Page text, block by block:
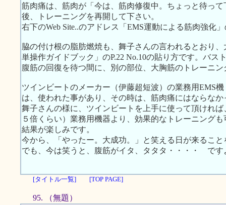
筋肉痛は、筋肉が「今は、筋肉修復中。ちょっと待っ
後、トレーニングを再開して下さい。
右下のWeb Site..のアドレス「EMS運動による筋肉強化
脇の付け根の脂肪燃焼も、舞子さんの言われるとおり
単操作ガイドブック」のP.22 No.10の貼り方です。バス
腹筋の回復を待つ間に、別の部位、大胸筋のトレーニ
ツインビートのメーカー（伊藤超短波）の業務用EMS
は、使われた事があり、その時は、筋肉痛にはならな
舞子さんの様に、ツインビートを上手に使って頂けれ
５倍くらい）業務用機器より、効果的なトレーニング
結果が楽しみです。
今から、「やったー。大成功。」と笑える日が来るこ
でも、今は笑うと、腹筋がイタ、タタタ・・・・ です
[タイトル一覧] [TOP PAGE]
95. （無題）